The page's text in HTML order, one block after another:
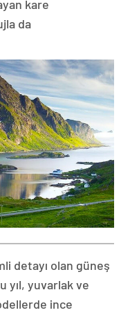
kare
da
detayı olan güneş
yıl, yuvarlak ve
ince